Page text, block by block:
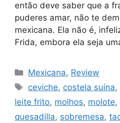
então deve saber que a
puderes amar, não te
mexicana. Ela não é,
Frida, embora ela seja
Categorias
Mexicana, Review
Tags
ceviche, costela suína,
leite frito, molhos, molote,
quesadilla, sobremesa,